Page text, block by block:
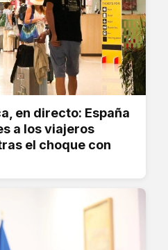
en directo: España
a los viajeros
el choque con